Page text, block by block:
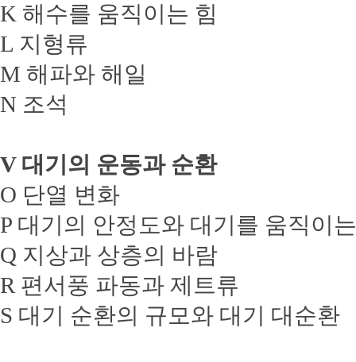
K 해수를 움직이는 힘
L 지형류
M 해파와 해일
N 조석
V 대기의 운동과 순환
O 단열 변화
P 대기의 안정도와 대기를 움직이
Q 지상과 상층의 바람
R 편서풍 파동과 제트류
S 대기 순환의 규모와 대기 대순환